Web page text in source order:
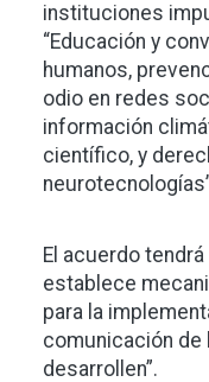
instituciones
“Educación y
humanos,
odio en redes
información
científico, y
El acuerdo
establece
para la
comunicación de
desarrollen”.